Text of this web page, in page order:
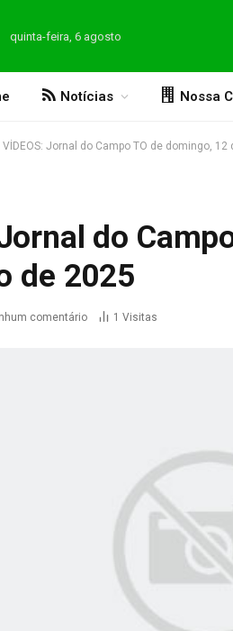
quinta-feira, 6 agosto
Notícias Nossa
VÍDEOS: Jornal do Campo TO de domingo, 12
do
de 2025
comentário 1 Visitas